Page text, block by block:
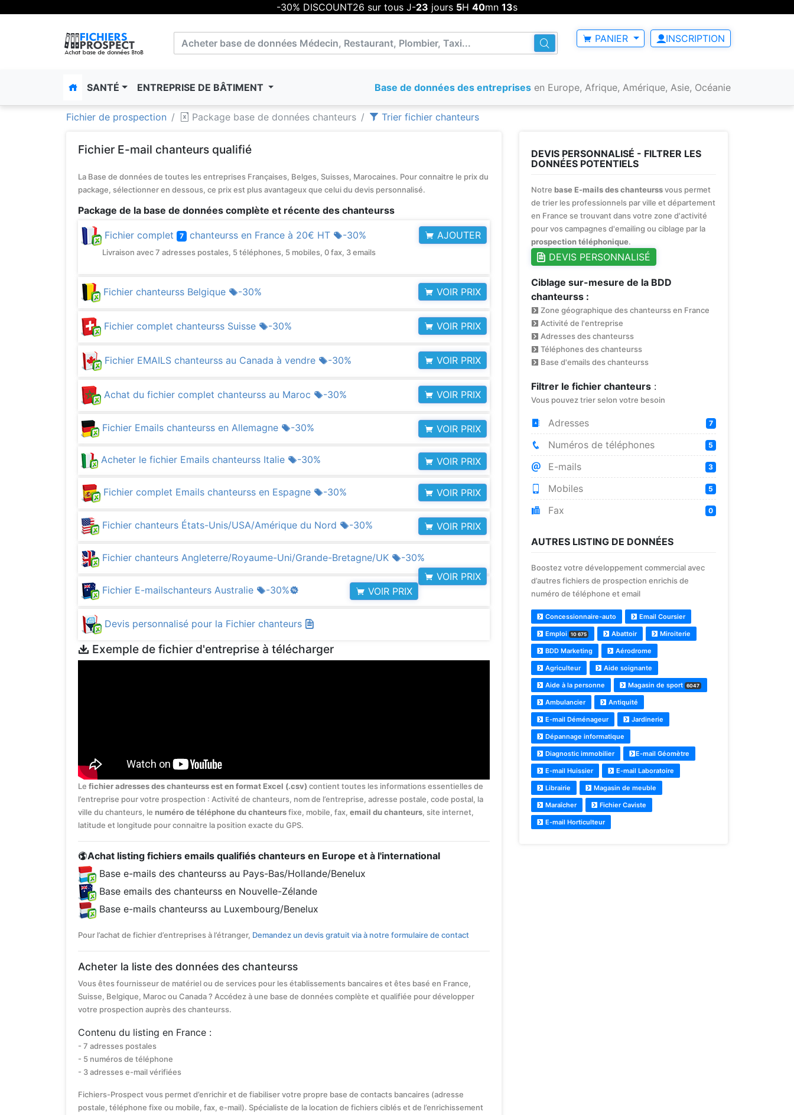
-30% DISCOUNT26 sur tous J-23 jours 5H 40mn 13s
PANIER INSCRIPTION
SANTÉ ENTREPRISE DE BÂTIMENT Base de données des entreprises en Europe, Afrique, Amérique, Asie, Océanie
Fichier de prospection Package base de données chanteurs Trier fichier chanteurs
Fichier E-mail chanteurs qualifié
La Base de données de toutes les entreprises Françaises, Belges, Suisses, Marocaines. Pour connaitre le prix du
package, sélectionner en dessous, ce prix est plus avantageux que celui du devis personnalisé.
Package de la base de données complète et récente des chanteurss
Fichier complet 7 chanteurss en France à 20€ HT -30% AJOUTER
Livraison avec 7 adresses postales, 5 téléphones, 5 mobiles, 0 fax, 3 emails
Fichier chanteurss Belgique -30% VOIR PRIX
Fichier complet chanteurss Suisse -30% VOIR PRIX
Fichier EMAILS chanteurss au Canada à vendre -30% VOIR PRIX
Achat du fichier complet chanteurss au Maroc -30% VOIR PRIX
Fichier Emails chanteurss en Allemagne -30% VOIR PRIX
Acheter le fichier Emails chanteurss Italie -30% VOIR PRIX
Fichier complet Emails chanteurss en Espagne -30% VOIR PRIX
Fichier chanteurs États-Unis/USA/Amérique du Nord -30% VOIR PRIX
Fichier chanteurs Angleterre/Royaume-Uni/Grande-Bretagne/UK
-30%
VOIR PRIX
Fichier E-mailschanteurs Australie
-30% VOIR PRIX
Devis personnalisé pour la Fichier chanteurs
Exemple de fichier d'entreprise à télécharger
Le fichier adresses des chanteurss est en format Excel (.csv) contient toutes les informations essentielles de
l’entreprise pour votre prospection : Activité de chanteurs, nom de l’entreprise, adresse postale, code postal, la
ville du chanteurs, le numéro de téléphone du chanteursfixe, mobile, fax, email du chanteurs, site internet,
latitude et longitude pour connaitre la position exacte du GPS.
Achat listing fichiers emails qualifiés chanteurs en Europe et à l'international
Base e-mails des chanteurss au Pays-Bas/Hollande/Benelux
Base emails des chanteurss en Nouvelle-Zélande
Base e-mails chanteurss au Luxembourg/Benelux
Pour l’achat de fichier d’entreprises à l’étranger, Demandez un devis gratuit via à notre formulaire de contact
Acheter la liste des données des chanteurss
Vous êtes fournisseur de matériel ou de services pour les établissements bancaires et êtes basé en France,
Suisse, Belgique, Maroc ou Canada ? Accédez à une base de données complète et qualifiée pour développer
votre prospection auprès des chanteurss.
Contenu du listing en France :
- 7 adresses postales
- 5 numéros de téléphone
- 3 adresses e-mail vérifiées
Fichiers-Prospect vous permet d’enrichir et de fiabiliser votre propre base de contacts bancaires (adresse
postale, téléphone fixe ou mobile, fax, e-mail). Spécialiste de la location de fichiers ciblés et de l’enrichissement
DEVIS PERSONNALISÉ - FILTRER LES
DONNÉES POTENTIELS
Notre base E-mails des chanteurssvous permet
de trier les professionnels par ville et département
en France se trouvant dans votre zone d'activité
pour vos campagnes d'emailing ou ciblage par la
prospection téléphonique.
DEVIS PERSONNALISÉ
Ciblage sur-mesure de la BDD
chanteurss :
Zone géographique des chanteurss en France
Activité de l'entreprise
Adresses des chanteurss
Téléphones des chanteurss
Base d'emails des chanteurss
Filtrer le fichier chanteurs:
Vous pouvez trier selon votre besoin
Adresses 7
Numéros de téléphones 5
E-mails 3
Mobiles 5
Fax 0
AUTRES LISTING DE DONNÉES
Boostez votre développement commercial avec
d’autres fichiers de prospection enrichis de
numéro de téléphone et email
Concessionnaire-auto Email Coursier
Emploi 10 675 Abattoir Miroiterie
BDD Marketing Aérodrome
Agriculteur Aide soignante
Aide à la personne Magasin de sport 6047
Ambulancier Antiquité
E-mail Déménageur Jardinerie
Dépannage informatique
Diagnostic immobilier E-mail Géomètre
E-mail Huissier E-mail Laboratoire
Librairie Magasin de meuble
Maraîcher Fichier Caviste
E-mail Horticulteur